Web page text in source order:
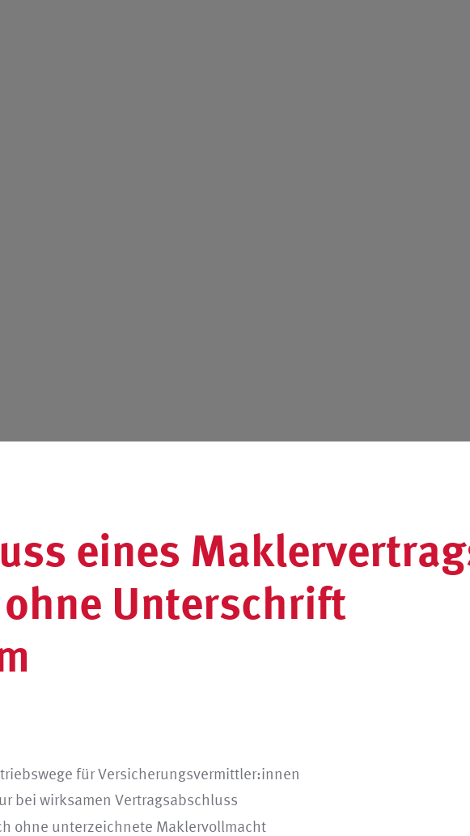
eines
Unterschrift
für Versicherungsvermittler:innen
bei wirksamen Vertragsabschluss
ohne unterzeichnete Maklervollmacht